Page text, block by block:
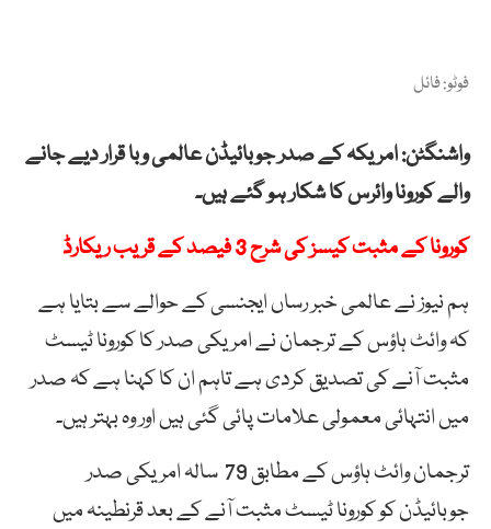
فوٹو: فائل
واشنگٹن: امریکہ کے صدر جوبائیڈن عالمی وبا قرار دیے جانے
والے کورونا وائرس کا شکار ہو گئے ہیں۔
کورونا کے مثبت کیسز کی شرح 3 فیصد کے قریب ریکارڈ
ہم نیوز نے عالمی خبر رساں ایجنسی کے حوالے سے بتایا ہے
کہ وائٹ ہاؤس کے ترجمان نے امریکی صدر کا کورونا ٹیسٹ
مثبت آنے کی تصدیق کردی ہے تاہم ان کا کہنا ہے کہ صدر
میں انتہائی معمولی علامات پائی گئی ہیں اور وہ بہتر ہیں۔
ترجمان وائٹ ہاؤس کے مطابق 79 سالہ امریکی صدر
جوبائیڈن کو کورونا ٹیسٹ مثبت آنے کے بعد قرنطینہ میں